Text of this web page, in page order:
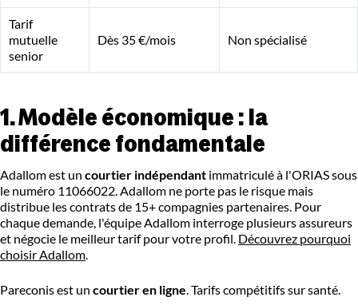
Tarif
mutuelle
senior
Dès 35 €/mois Non spécialisé
1. Modèle économique : la
différence fondamentale
Adallom est un courtier indépendant immatriculé à l'ORIAS sous
le numéro 11066022. Adallom ne porte pas le risque mais
distribue les contrats de 15+ compagnies partenaires. Pour
chaque demande, l'équipe Adallom interroge plusieurs assureurs
et négocie le meilleur tarif pour votre profil. Découvrez pourquoi
choisir Adallom.
Pareconis est un courtier en ligne. Tarifs compétitifs sur santé.